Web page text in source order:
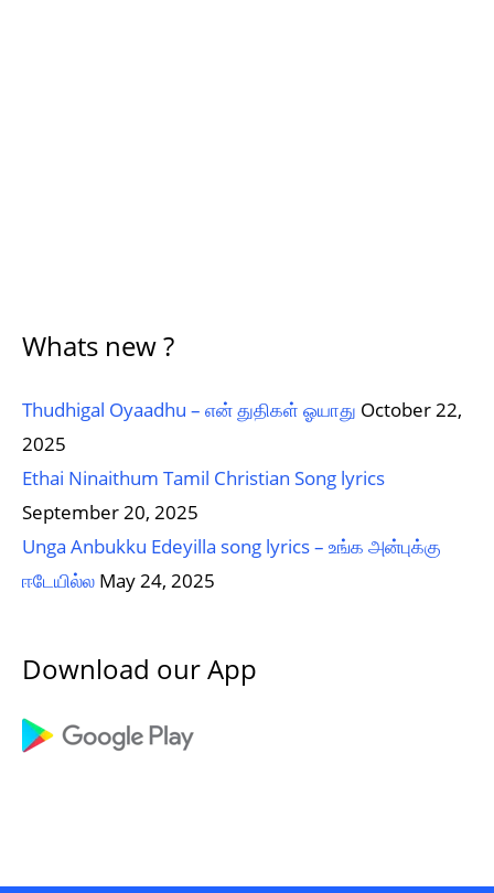
Whats new ?
Thudhigal Oyaadhu – என் துதிகள் ஓயாது October 22,
2025
Ethai Ninaithum Tamil Christian Song lyrics
September 20, 2025
Unga Anbukku Edeyilla song lyrics – உங்க அன்புக்கு
ஈடேயில்ல May 24, 2025
Download our App